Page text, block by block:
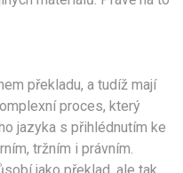
překladu, a tudíž mají
proces, který
jazyka s přihlédnutím ke
tržním i právním.